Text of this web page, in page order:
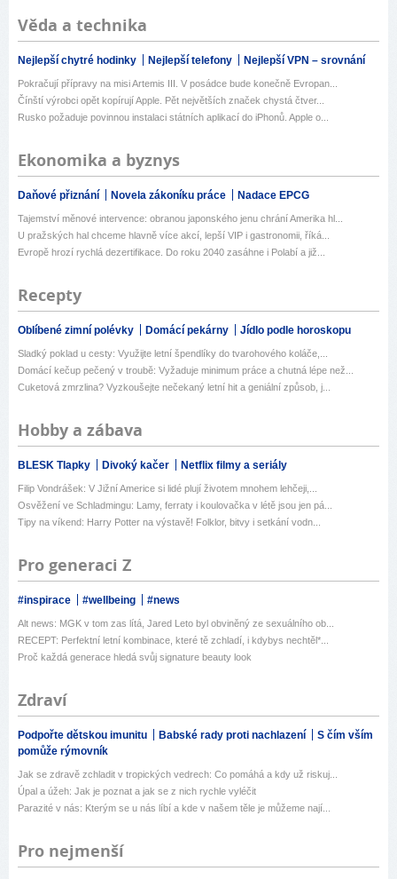
Věda a technika
Nejlepší chytré hodinky Nejlepší telefony Nejlepší VPN – srovnání
Pokračují přípravy na misi Artemis III. V posádce bude konečně Evropan...
Čínští výrobci opět kopírují Apple. Pět největších značek chystá čtver...
Rusko požaduje povinnou instalaci státních aplikací do iPhonů. Apple o...
Ekonomika a byznys
Daňové přiznání Novela zákoníku práce Nadace EPCG
Tajemství měnové intervence: obranou japonského jenu chrání Amerika hl...
U pražských hal chceme hlavně více akcí, lepší VIP i gastronomii, říká...
Evropě hrozí rychlá dezertifikace. Do roku 2040 zasáhne i Polabí a již...
Recepty
Oblíbené zimní polévky Domácí pekárny Jídlo podle horoskopu
Sladký poklad u cesty: Využijte letní špendlíky do tvarohového koláče,...
Domácí kečup pečený v troubě: Vyžaduje minimum práce a chutná lépe než...
Cuketová zmrzlina? Vyzkoušejte nečekaný letní hit a geniální způsob, j...
Hobby a zábava
BLESK Tlapky Divoký kačer Netflix filmy a seriály
Filip Vondrášek: V Jižní Americe si lidé plují životem mnohem lehčeji,...
Osvěžení ve Schladmingu: Lamy, ferraty i koulovačka v létě jsou jen pá...
Tipy na víkend: Harry Potter na výstavě! Folklor, bitvy i setkání vodn...
Pro generaci Z
#inspirace #wellbeing #news
Alt news: MGK v tom zas lítá, Jared Leto byl obviněný ze sexuálního ob...
RECEPT: Perfektní letní kombinace, které tě zchladí, i kdybys nechtěl*...
Proč každá generace hledá svůj signature beauty look
Zdraví
Podpořte dětskou imunitu Babské rady proti nachlazení
S čím vším
pomůže rýmovník
Jak se zdravě zchladit v tropických vedrech: Co pomáhá a kdy už riskuj...
Úpal a úžeh: Jak je poznat a jak se z nich rychle vyléčit
Parazité v nás: Kterým se u nás líbí a kde v našem těle je můžeme nají...
Pro nejmenší